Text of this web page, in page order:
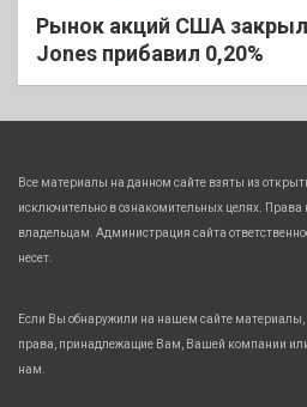
Рынок акций США
Jones прибавил 0,20%
Все материалы на данном сайте взяты из
исключительно в ознакомительных целях.
владельцам. Администрация сайта
несет.
Если Вы обнаружили на нашем сайте
права, принадлежащие Вам, Вашей компании
нам.